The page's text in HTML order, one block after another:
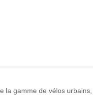
la gamme de vélos